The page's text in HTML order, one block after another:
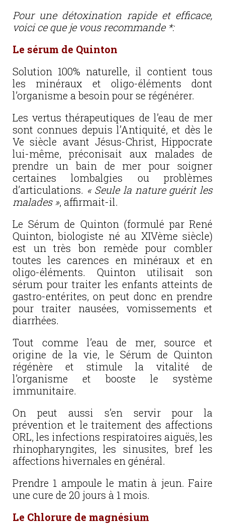
Pour une détoxination rapide et efficace,
voici ce que je vous recommande *:
Le sérum de Quinton
Solution 100% naturelle, il contient tous
les minéraux et oligo-éléments dont
l’organisme a besoin pour se régénérer.
Les vertus thérapeutiques de l’eau de mer
sont connues depuis l’Antiquité, et dès le
Ve siècle avant Jésus-Christ, Hippocrate
lui-même, préconisait aux malades de
prendre un bain de mer pour soigner
certaines lombalgies ou problèmes
d’articulations. « Seule la nature guérit les
malades », affirmait-il.
Le Sérum de Quinton (formulé par René
Quinton, biologiste né au XIVème siècle)
est un très bon remède pour combler
toutes les carences en minéraux et en
oligo-éléments. Quinton utilisait son
sérum pour traiter les enfants atteints de
gastro-entérites, on peut donc en prendre
pour traiter nausées, vomissements et
diarrhées.
Tout comme l’eau de mer, source et
origine de la vie, le Sérum de Quinton
régénère et stimule la vitalité de
l’organisme et booste le système
immunitaire.
On peut aussi s’en servir pour la
prévention et le traitement des affections
ORL, les infections respiratoires aiguës, les
rhinopharyngites, les sinusites, bref les
affections hivernales en général.
Prendre 1 ampoule le matin à jeun. Faire
une cure de 20 jours à 1 mois.
Le Chlorure de magnésium